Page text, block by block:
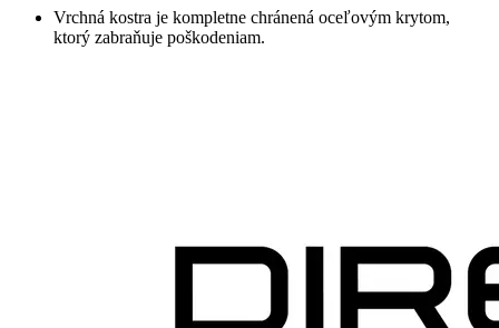
Vrchná kostra je kompletne chránená oceľovým krytom,
ktorý zabraňuje poškodeniam.